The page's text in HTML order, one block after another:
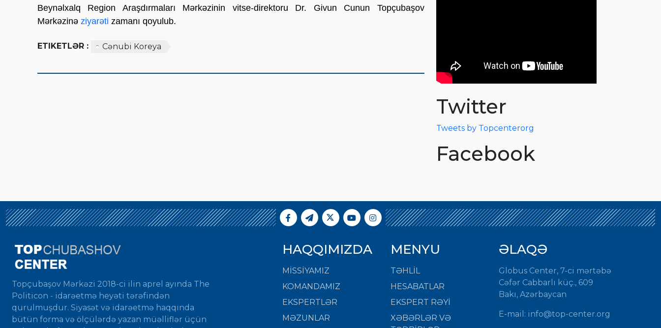
Beynəlxalq Region Araşdırmaları Mərkəzinin vitse-direktoru Dr. Givun Cunun Topçubaşov
Mərkəzinə ziyarəti zamanı qoyulub.
ETIKETLƏR : Cənubi Koreya
Twitter
Tweets by Topcenterorg
Facebook
Topçubaşov Mərkəzi 2018-ci ilin aprel ayında The
Politicon - idarəetmə heyəti tərəfindən
qurulmuşdur. Siyasət və idarəetmə haqqında
bütün forma və ölçülərdə yazan müəlliflər üçün
HAQQIMIZDA
MISSIYAMIZ
KOMANDAMIZ
EKSPERTLƏR
MƏZUNLAR
MENYU
TƏHLİL
HESABATLAR
EKSPERT RƏYİ
XƏBƏRLƏR VƏ
ƏLAQƏ
Globus Center, 7-ci mərtəbə
Cəfər Cabbarlı küç., 609
Bakı, Azərbaycan
E-mail: info@top-center.org